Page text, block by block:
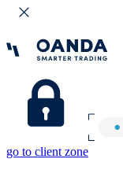
go to client zone